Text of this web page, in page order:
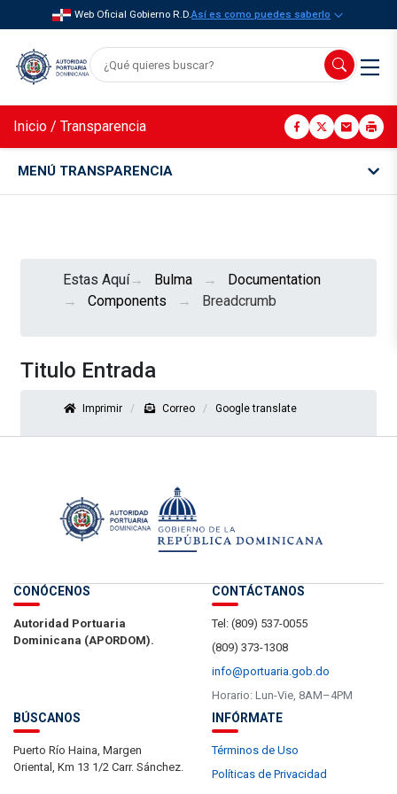
Web Oficial Gobierno R.D.Así es como puedes saberlo
Inicio / Transparencia
MENÚ TRANSPARENCIA
Estas Aquí Bulma
Documentation
Components
Breadcrumb
Titulo Entrada
Imprimir Correo Google translate
CONÓCENOS
Autoridad Portuaria
Dominicana (APORDOM).
CONTÁCTANOS
Tel: (809) 537-0055
(809) 373-1308
info@portuaria.gob.do
Horario: Lun-Vie, 8AM–4PM
BÚSCANOS
Puerto Río Haina, Margen
Oriental, Km 13 1/2 Carr. Sánchez.
INFÓRMATE
Términos de Uso
Políticas de Privacidad